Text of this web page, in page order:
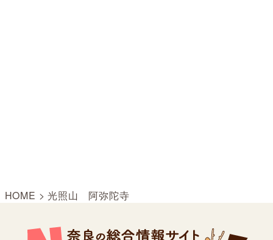
HOME >光照山 阿弥陀寺